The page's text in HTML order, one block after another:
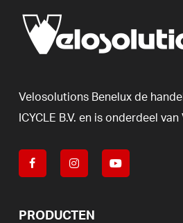
Velosolutions Benelux de
ICYCLE B.V. en is onderdeel van
PRODUCTEN